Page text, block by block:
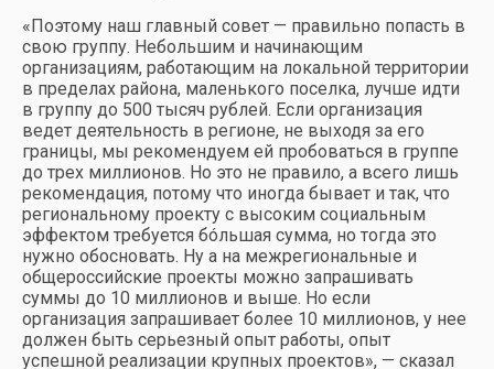
«Поэтому наш главный совет — правильно попасть в
свою группу. Небольшим и начинающим
организациям, работающим на локальной территории
в пределах района, маленького поселка, лучше идти
в группу до 500 тысяч рублей. Если организация
ведет деятельность в регионе, не выходя за его
границы, мы рекомендуем ей пробоваться в группе
до трех миллионов. Но это не правило, а всего лишь
рекомендация, потому что иногда бывает и так, что
региональному проекту с высоким социальным
эффектом требуется бóльшая сумма, но тогда это
нужно обосновать. Ну а на межрегиональные и
общероссийские проекты можно запрашивать
суммы до 10 миллионов и выше. Но если
организация запрашивает более 10 миллионов, у нее
должен быть серьезный опыт работы, опыт
успешной реализации крупных проектов», — сказал